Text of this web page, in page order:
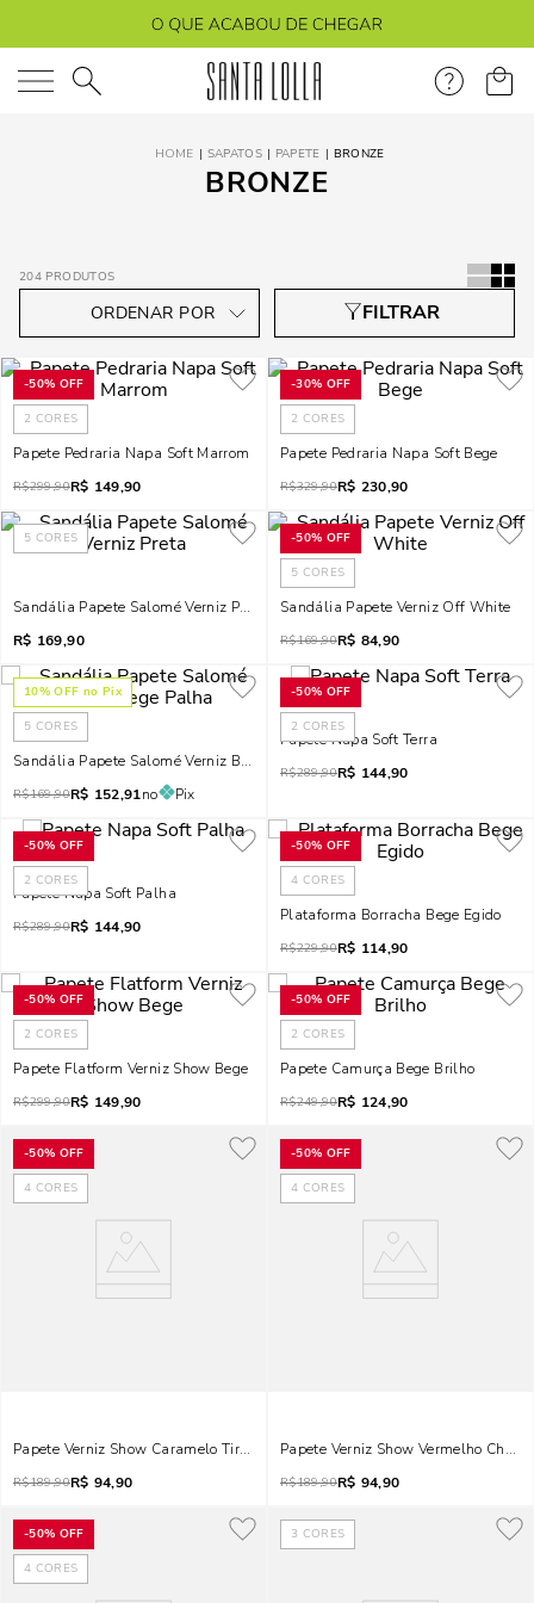
O que você está procurando?
SAPATOS PAPETE BRONZE
BRONZE
204 PRODUTOS
-50% OFF
2 CORES
Papete Pedraria Napa Soft Marrom
R$299,90R$ 149,90
-30% OFF
2 CORES
Papete Pedraria Napa Soft Bege
R$329,90R$ 230,90
5 CORES
Sandália Papete Salomé Verniz Preta
R$ 169,90
-50% OFF
5 CORES
Sandália Papete Verniz Off White
R$169,90R$ 84,90
10% OFF no Pix
5 CORES
Sandália Papete Salomé Verniz Bege Palha
R$169,90R$ 152,91no Pix
-50% OFF
2 CORES
Papete Napa Soft Terra
R$289,90R$ 144,90
-50% OFF
2 CORES
Papete Napa Soft Palha
R$289,90R$ 144,90
-50% OFF
4 CORES
Plataforma Borracha Bege Egido
R$229,90R$ 114,90
-50% OFF
2 CORES
Papete Flatform Verniz Show Bege
R$299,90R$ 149,90
-50% OFF
2 CORES
Papete Camurça Bege Brilho
R$249,90R$ 124,90
-50% OFF
4 CORES
Papete Verniz Show Caramelo Tiras Finas
R$189,90R$ 94,90
-50% OFF
4 CORES
R$189,90R$ 94,90
-50% OFF
4 CORES
3 CORES